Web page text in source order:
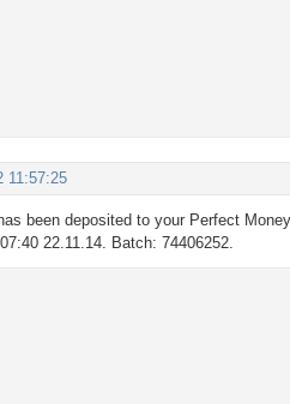
11:57:25
been deposited to your Perfect
22.11.14. Batch: 74406252.